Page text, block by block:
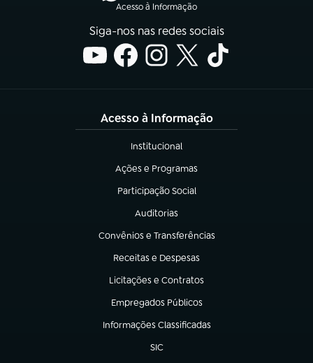
Acesso à Informação
Siga-nos nas redes sociais
Acesso à Informação
Institucional
(abre em nova aba)
Ações e Programas
(abre em nova aba)
Participação Social
(abre em nova aba)
Auditorias
(abre em nova aba)
Convênios e Transferências
(abre em nova aba)
Receitas e Despesas
(abre em nova aba)
Licitações e Contratos
(abre em nova aba)
Empregados Públicos
(abre em nova aba)
Informações Classificadas
(abre em nova aba)
SIC
(abre em nova aba)